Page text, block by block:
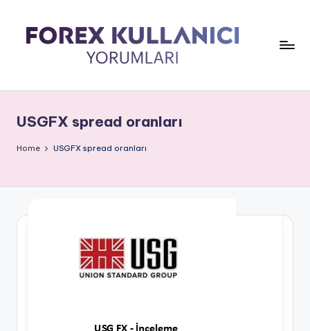
USGFX spread oranları
Home USGFX spread oranları